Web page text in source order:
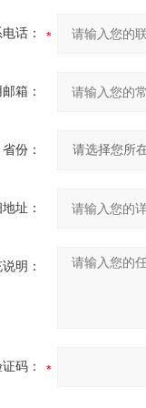
话：
箱：
省份：
址：
明：
码：